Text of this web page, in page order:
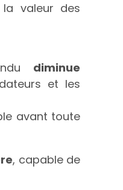
valeur des
diminue
et les
avant toute
, capable de